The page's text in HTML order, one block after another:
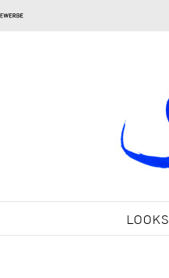
LOOKS